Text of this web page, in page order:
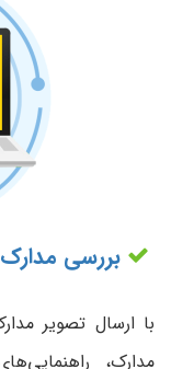
بررسی
با ارسال تصویر
مدارک،